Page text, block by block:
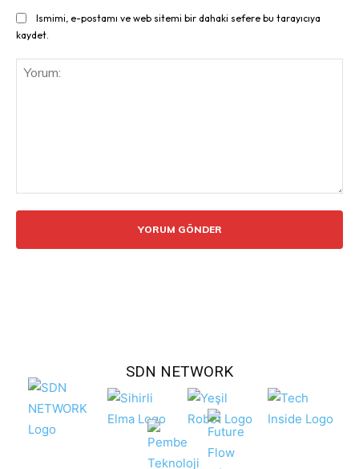
Ismimi, e-postamı ve web sitemi bir dahaki sefere bu tarayıcıya
kaydet.
SDN NETWORK